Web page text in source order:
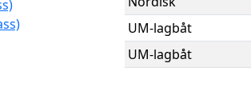
UM-lagbåt
UM-lagbåt